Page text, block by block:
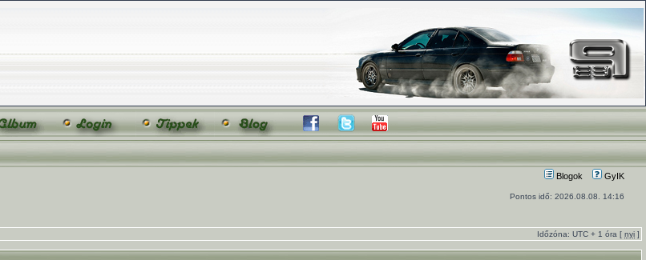
Blogok GyIK
Pontos idő: 2026.08.08. 14:16
Időzóna: UTC + 1 óra [ nyi ]